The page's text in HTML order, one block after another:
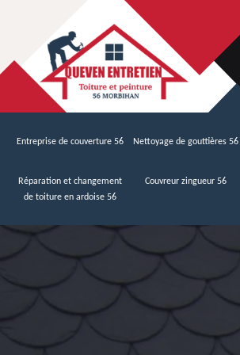
Entreprise de couverture 56 Nettoyage de gouttières 56
Réparation et changement
de toiture en ardoise 56
Couvreur zingueur 56